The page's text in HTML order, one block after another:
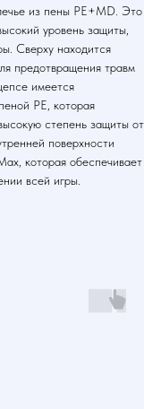
из пены PE+MD. Это
уровень защиты,
Сверху находится
предотвращения травм
имеется
PE, которая
степень защиты от
поверхности
которая обеспечивает
всей игры.